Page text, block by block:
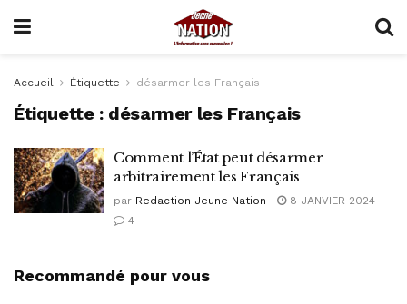
Accueil Étiquette désarmer les Français
Étiquette : désarmer les Français
Comment l’État peut désarmer
arbitrairement les Français
par Redaction Jeune Nation
8 JANVIER 2024
4
Recommandé pour vous